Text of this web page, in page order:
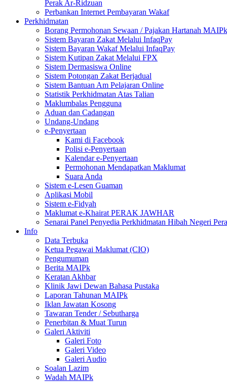
Perak Ar-Ridzuan
Perbankan Internet Pembayaran Wakaf
Perkhidmatan
Borang Permohonan Sewaan / Pajakan Hartanah MAIPk
Sistem Bayaran Zakat Melalui InfaqPay
Sistem Bayaran Wakaf Melalui InfaqPay
Sistem Kutipan Zakat Melalui FPX
Sistem Dermasiswa Online
Sistem Potongan Zakat Berjadual
Sistem Bantuan Am Pelajaran Online
Statistik Perkhidmatan Atas Talian
Maklumbalas Pengguna
Aduan dan Cadangan
Undang-Undang
e-Penyertaan
Kami di Facebook
Polisi e-Penyertaan
Kalendar e-Penyertaan
Permohonan Mendapatkan Maklumat
Suara Anda
Sistem e-Lesen Guaman
Aplikasi Mobil
Sistem e-Fidyah
Maklumat e-Khairat PERAK JAWHAR
Senarai Panel Penyedia Perkhidmatan Hibah Negeri
Info
Data Terbuka
Ketua Pegawai Maklumat (CIO)
Pengumuman
Berita MAIPk
Keratan Akhbar
Klinik Jawi Dewan Bahasa Pustaka
Laporan Tahunan MAIPk
Iklan Jawatan Kosong
Tawaran Tender / Sebutharga
Penerbitan & Muat Turun
Galeri Aktiviti
Galeri Foto
Galeri Video
Galeri Audio
Soalan Lazim
Wadah MAIPk